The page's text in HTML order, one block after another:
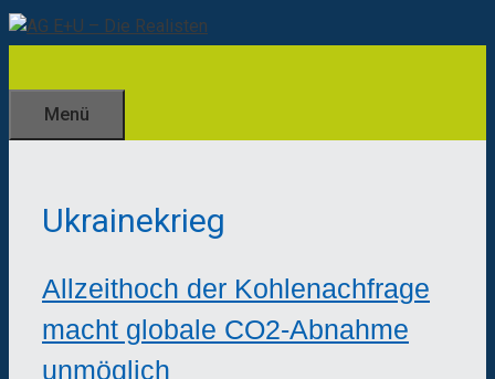
Zum
Inhalt
Menü
Ukrainekrieg
Allzeithoch der Kohlenachfrage
macht globale CO2-Abnahme
unmöglich